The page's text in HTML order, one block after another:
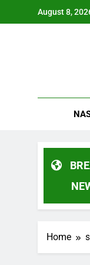
August 8,
Buyback demi
Home